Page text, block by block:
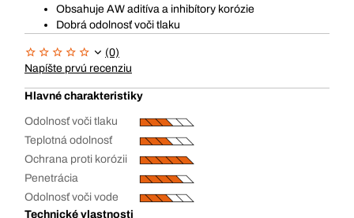
Obsahuje AW aditíva a inhibítory korózie
Dobrá odolnosť voči tlaku
(0)
Napíšte prvú recenziu
Hlavné charakteristiky
Odolnosť voči tlaku
Teplotná odolnosť
Ochrana proti korózii
Penetrácia
Odolnosť voči vode
Technické vlastnosti